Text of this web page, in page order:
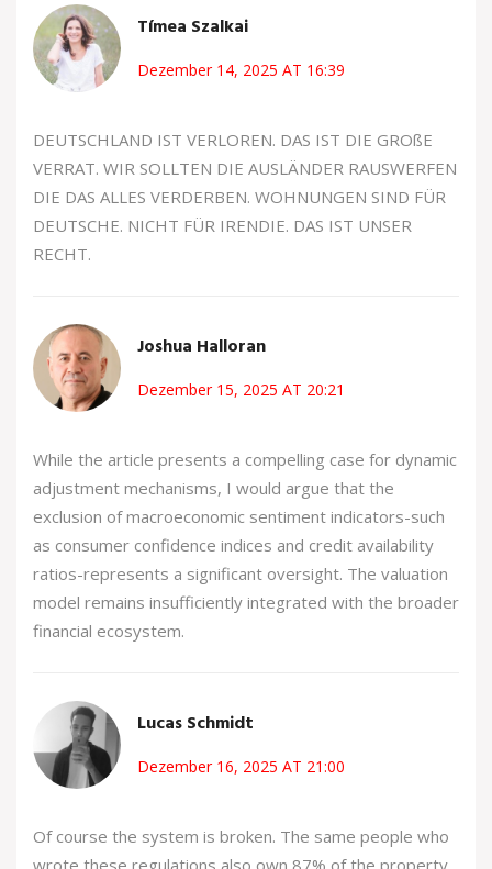
Tímea Szalkai
Dezember 14, 2025 AT 16:39
DEUTSCHLAND IST VERLOREN. DAS IST DIE GROßE
VERRAT. WIR SOLLTEN DIE AUSLÄNDER RAUSWERFEN
DIE DAS ALLES VERDERBEN. WOHNUNGEN SIND FÜR
DEUTSCHE. NICHT FÜR IRENDIE. DAS IST UNSER
RECHT.
Joshua Halloran
Dezember 15, 2025 AT 20:21
While the article presents a compelling case for dynamic
adjustment mechanisms, I would argue that the
exclusion of macroeconomic sentiment indicators-such
as consumer confidence indices and credit availability
ratios-represents a significant oversight. The valuation
model remains insufficiently integrated with the broader
financial ecosystem.
Lucas Schmidt
Dezember 16, 2025 AT 21:00
Of course the system is broken. The same people who
wrote these regulations also own 87% of the property